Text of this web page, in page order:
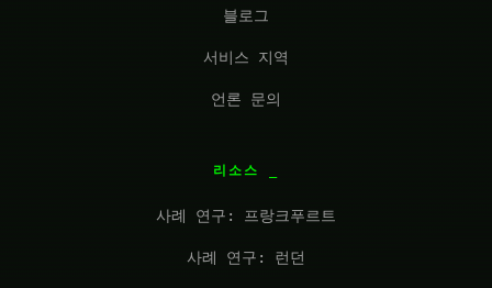
블로그
서비스 지역
언론 문의
리소스
사례 연구: 프랑크푸르트
사례 연구: 런던